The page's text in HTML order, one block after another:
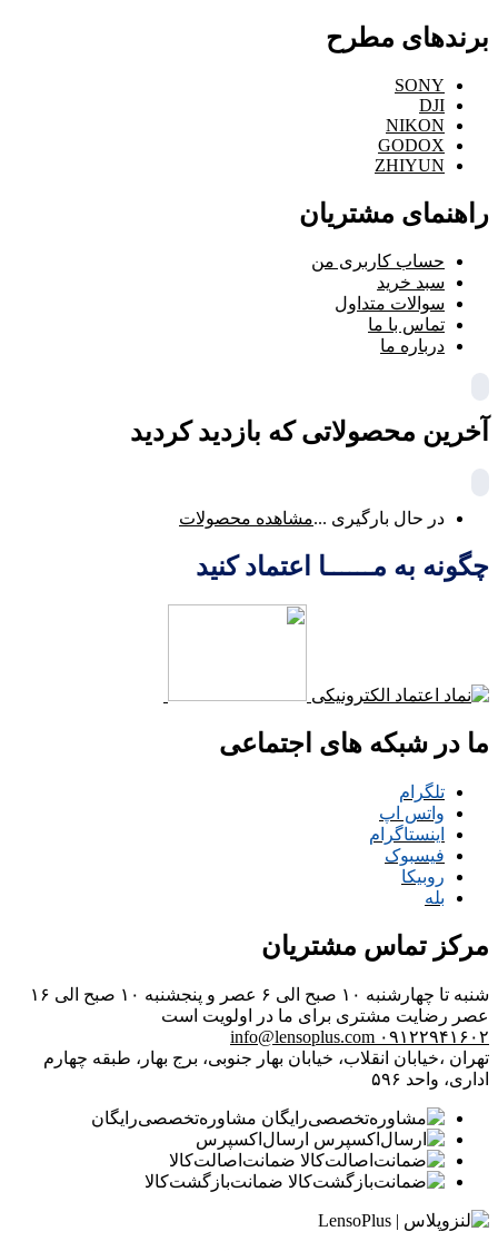
برندهای مطرح
SONY
DJI
NIKON
GODOX
ZHIYUN
راهنمای مشتریان
حساب کاربری من
سبد خرید
سوالات متداول
تماس با ما
درباره ما
آخرین محصولاتی که بازدید کردید
در حال بارگیری ...مشاهده محصولات
چگونه به مــــــا اعتماد کنید
ما در شبکه های اجتماعی
تلگرام
واتس اپ
اینستاگرام
فیسبوک
روبیکا
بله
مرکز تماس مشتریان
شنبه تا چهارشنبه ۱۰ صبح الی ۶ عصر و پنجشنبه ۱۰ صبح الی ۱۶
عصر رضایت مشتری برای ما در اولویت است
۰۹۱۲۲۹۴۱۶۰۲ info@lensoplus.com
تهران ،خیابان انقلاب، خیابان بهار جنوبی، برج بهار، طبقه چهارم
اداری، واحد ۵۹۶
مشاوره‌تخصصی‌رایگان
ارسال‌اکسپرس
ضمانت‌اصالت‌کالا
ضمانت‌بازگشت‌کالا